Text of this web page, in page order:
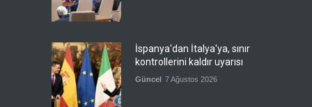
İspanya'dan İtalya'ya, sınır
kontrollerini kaldır uyarısı
Güncel 7 Ağustos 2026